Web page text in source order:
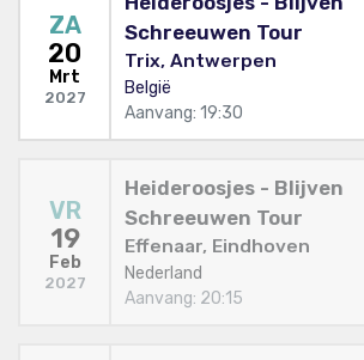
ZA
20
Mrt
2027
Schreeuwen Tour
Trix, Antwerpen
België
Aanvang: 19:30
VR
19
Feb
2027
Heideroosjes - Blijven
Schreeuwen Tour
Effenaar, Eindhoven
Nederland
Aanvang: 20:15